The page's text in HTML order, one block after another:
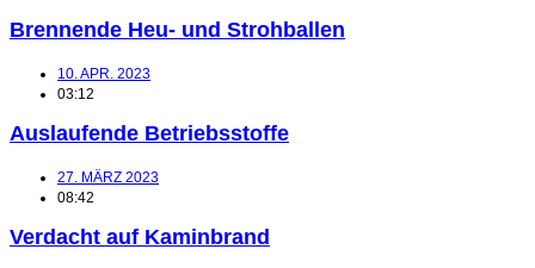
Brennende Heu- und Strohballen
10. APR. 2023
03:12
Auslaufende Betriebsstoffe
27. MÄRZ 2023
08:42
Verdacht auf Kaminbrand